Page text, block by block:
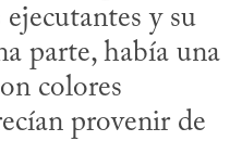
y su
parte, había una
colores
provenir de